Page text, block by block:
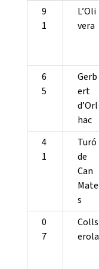
9
1
L’Oli
vera
6
5
Gerb
ert
d’Orl
hac
4
1
Turó
de
Can
Mate
s
0
7
Colls
erola